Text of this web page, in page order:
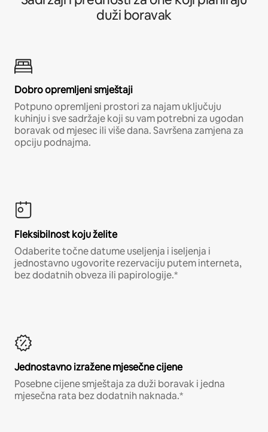
duži boravak
Dobro opremljeni smještaji
Potpuno opremljeni prostori za najam uključuju
kuhinju i sve sadržaje koji su vam potrebni za ugodan
boravak od mjesec ili više dana. Savršena zamjena za
opciju podnajma.
Fleksibilnost koju želite
Odaberite točne datume useljenja i iseljenja i
jednostavno ugovorite rezervaciju putem interneta,
bez dodatnih obveza ili papirologije.*
Jednostavno izražene mjesečne cijene
Posebne cijene smještaja za duži boravak i jedna
mjesečna rata bez dodatnih naknada.*